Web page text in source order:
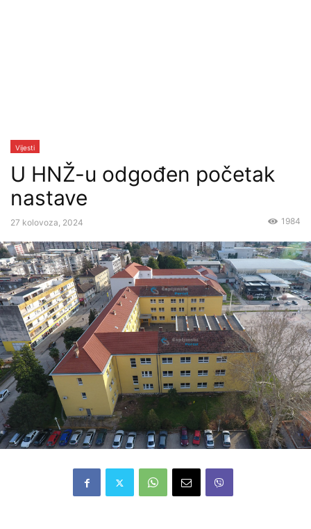
Vijesti
U HNŽ-u odgođen početak
nastave
27 kolovoza, 2024 1984